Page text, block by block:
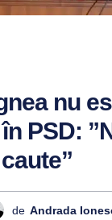
nu
PSD:
de Andrada